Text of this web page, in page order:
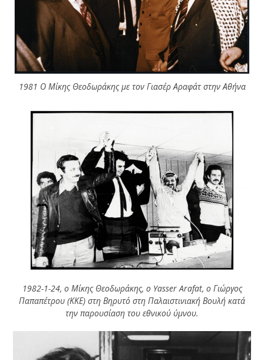
1981 Ο Μίκης Θεοδωράκης με τον Γιασέρ Αραφάτ στην Αθήνα
1982-1-24, ο Μίκης Θεοδωράκης, ο Yasser Arafat, ο Γιώργος
Παπαπέτρου (ΚΚΕ) στη Βηρυτό στη Παλαιστινιακή Βουλή κατά
την παρουσίαση του εθνικού ύμνου.